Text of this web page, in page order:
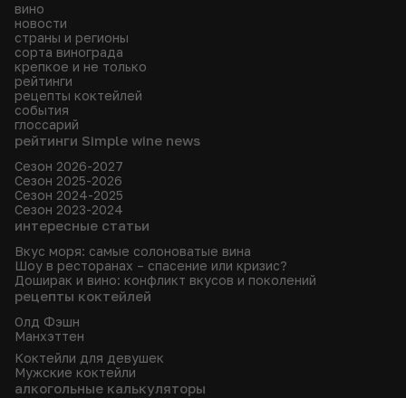
вино
новости
страны и регионы
сорта винограда
крепкое и не только
рейтинги
рецепты коктейлей
события
глоссарий
рейтинги Simple wine news
Сезон 2026-2027
Сезон 2025-2026
Сезон 2024-2025
Сезон 2023-2024
интересные статьи
Вкус моря: самые солоноватые вина
Шоу в ресторанах – спасение или кризис?
Доширак и вино: конфликт вкусов и поколений
рецепты коктейлей
Олд Фэшн
Манхэттен
Коктейли для девушек
Мужские коктейли
алкогольные калькуляторы